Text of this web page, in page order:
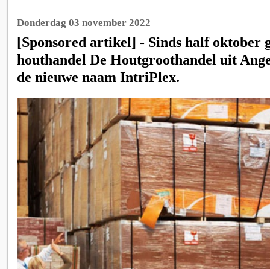
Donderdag 03 november 2022
[Sponsored artikel] - Sinds half oktober
houthandel De Houtgroothandel uit
de nieuwe naam IntriPlex.